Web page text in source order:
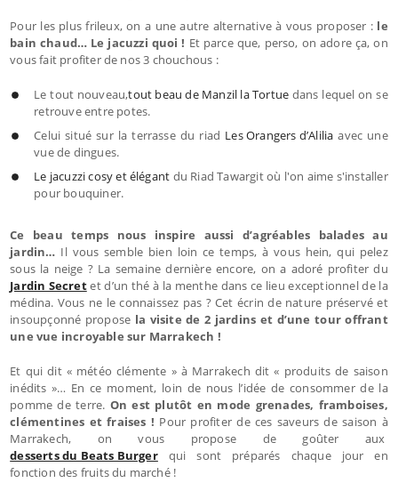
Pour les plus frileux, on a une autre alternative à vous proposer : le
bain chaud… Le jacuzzi quoi ! Et parce que, perso, on adore ça, on
vous fait profiter de nos 3 chouchous :
Le tout nouveau,tout beau de Manzil la Tortue dans lequel on se
retrouve entre potes.
Celui situé sur la terrasse du riad Les Orangers d’Alilia avec une
vue de dingues.
Le jacuzzi cosy et élégant du Riad Tawargit où l'on aime s'installer
pour bouquiner.
Ce beau temps nous inspire aussi d’agréables balades au
jardin… Il vous semble bien loin ce temps, à vous hein, qui pelez
sous la neige ? La semaine dernière encore, on a adoré profiter du
Jardin Secretet d’un thé à la menthe dans ce lieu exceptionnel de la
médina. Vous ne le connaissez pas ? Cet écrin de nature préservé et
insoupçonné propose la visite de 2 jardins et d’une tour offrant
une vue incroyable sur Marrakech !
Et qui dit « météo clémente » à Marrakech dit « produits de saison
inédits »… En ce moment, loin de nous l’idée de consommer de la
pomme de terre. On est plutôt en mode grenades, framboises,
clémentines et fraises ! Pour profiter de ces saveurs de saison à
Marrakech, on vous propose de goûter aux
desserts du Beats Burgerqui sont préparés chaque jour en
fonction des fruits du marché !